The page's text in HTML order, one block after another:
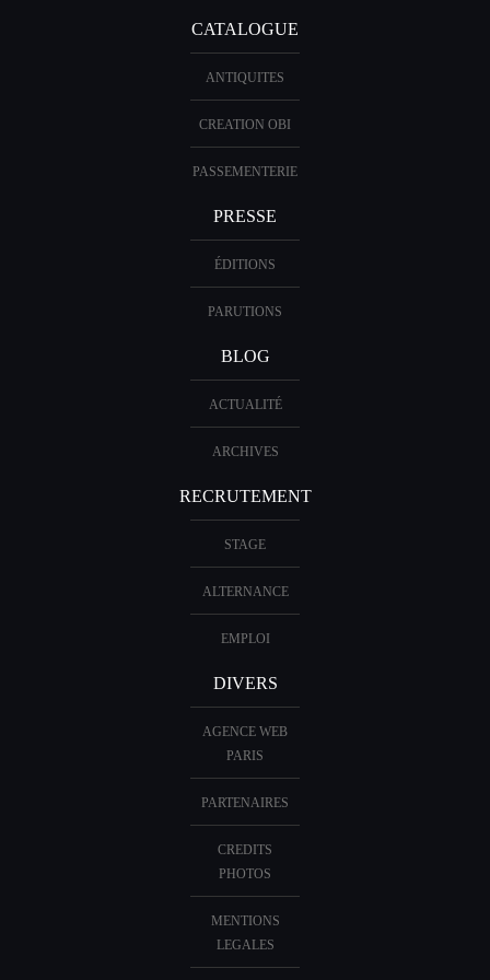
CATALOGUE
ANTIQUITES
CREATION OBI
PASSEMENTERIE
PRESSE
ÉDITIONS
PARUTIONS
BLOG
ACTUALITÉ
ARCHIVES
RECRUTEMENT
STAGE
ALTERNANCE
EMPLOI
DIVERS
AGENCE WEB
PARIS
PARTENAIRES
CREDITS
PHOTOS
MENTIONS
LEGALES